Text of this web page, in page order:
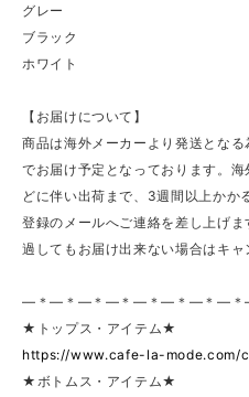
グレー
ブラック
ホワイト
【お届けについて】
商品は海外メーカーより発送とな
でお届け予定となっております。
どに伴い出荷まで、3週間以上かか
登録のメールへご連絡を差し上げ
過してもお届け出来ない場合はキャ
—＊—＊—＊—＊—＊—＊—＊—＊
★トップス・アイテム★
https://www.cafe-la-mode.com/
★ボトムス・アイテム★